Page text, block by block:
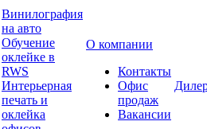
Винилография
на авто
Обучение
оклейке в
RWS
Интерьерная
печать и
оклейка
О компании
Контакты
Офис
продаж
Вакансии